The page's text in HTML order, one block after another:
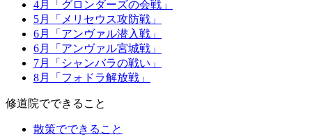
4月「グロンダーズの会戦」
5月「メリセウス攻防戦」
6月「アンヴァル潜入戦」
6月「アンヴァル宮城戦」
7月「シャンバラの戦い」
8月「フォドラ解放戦」
修道院でできること
散策でできること